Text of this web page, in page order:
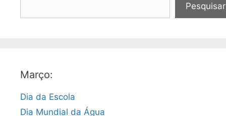
Pesquisar
Março:
Dia da Escola
Dia Mundial da Água